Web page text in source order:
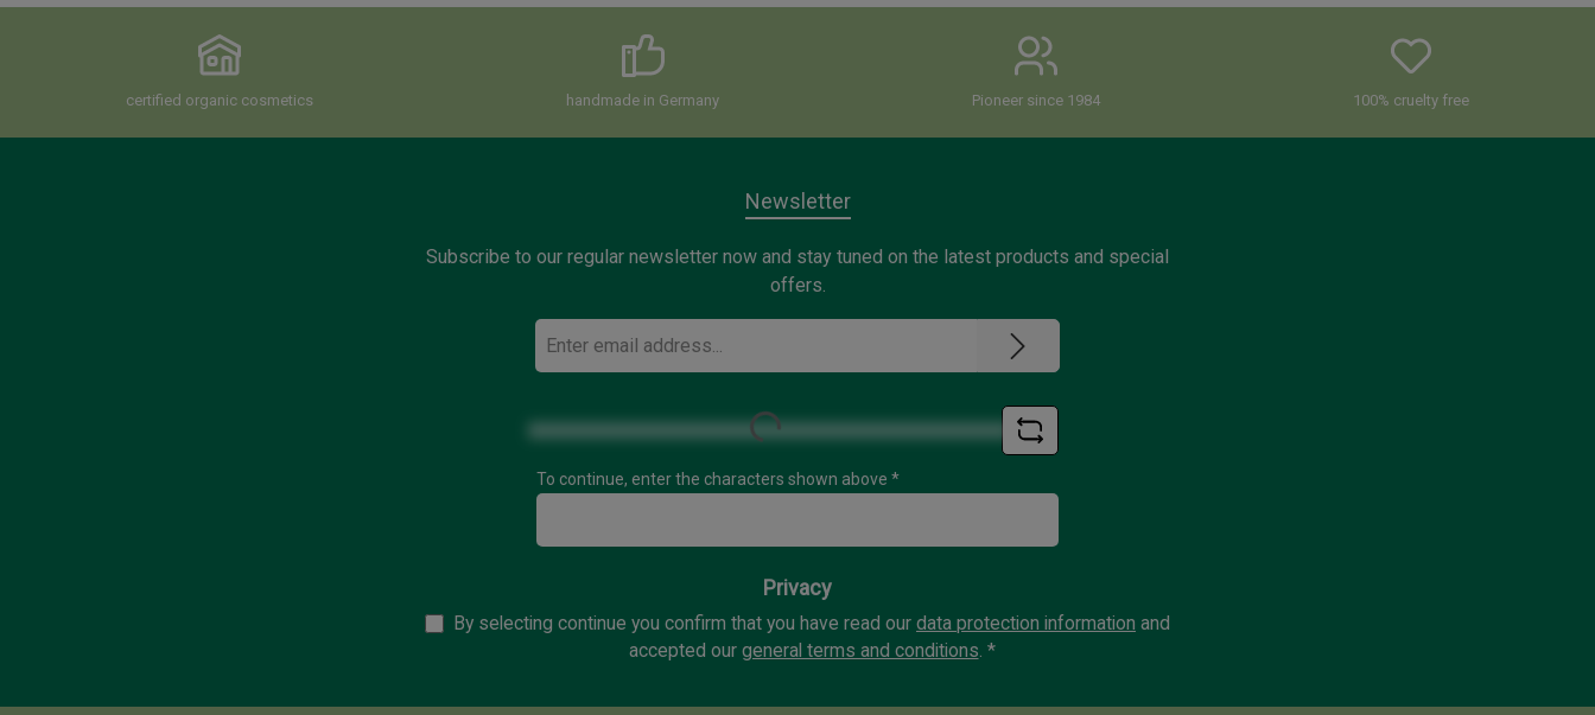
certified organic cosmetics handmade in Germany Pioneer since 1984 100% cruelty free
Newsletter
Subscribe to our regular newsletter now and stay tuned on the latest products and special
offers.
address
Loading...
To continue, enter the characters shown above *
Privacy
By selecting continue you confirm that you have read our data protection information and
accepted our general terms and conditions. *